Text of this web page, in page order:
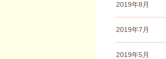
2019年8月
2019年7月
2019年5月